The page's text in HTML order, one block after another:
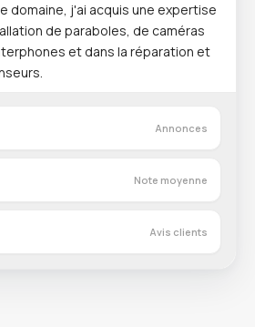
domaine, j'ai acquis une expertise
de paraboles, de caméras
et dans la réparation et
Annonces
Note moyenne
Avis clients